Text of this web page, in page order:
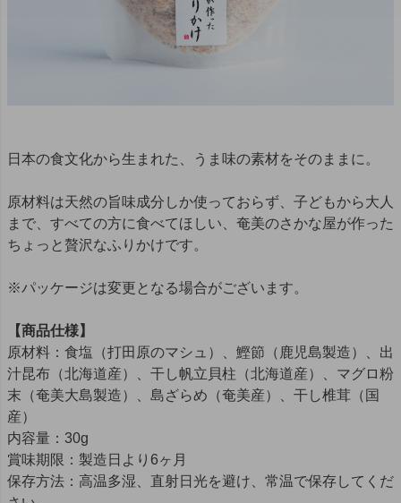
日本の食文化から生まれた、うま味の素材をそのままに。
原材料は天然の旨味成分しか使っておらず、子どもから大人
まで、すべての方に食べてほしい、奄美のさかな屋が作った
ちょっと贅沢なふりかけです。
※パッケージは変更となる場合がございます。
【商品仕様】
原材料：食塩（打田原のマシュ）、鰹節（鹿児島製造）、出
汁昆布（北海道産）、干し帆立貝柱（北海道産）、マグロ粉
末（奄美大島製造）、島ざらめ（奄美産）、干し椎茸（国
産）
内容量：30g
賞味期限：製造日より6ヶ月
保存方法：高温多湿、直射日光を避け、常温で保存してくだ